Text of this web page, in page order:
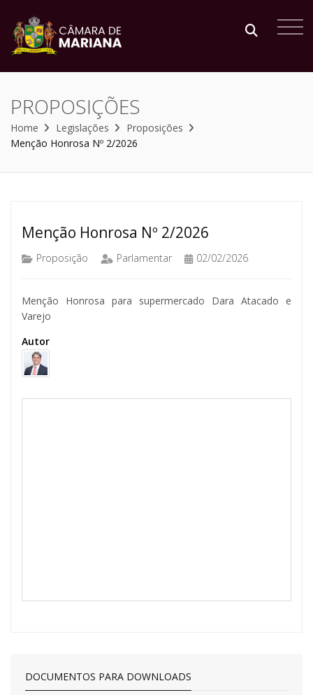
PROPOSIÇÕES
Home Legislações
Proposições
Menção Honrosa Nº 2/2026
Menção Honrosa Nº 2/2026
Proposição Parlamentar 02/02/2026
Menção Honrosa para supermercado Dara Atacado e
Varejo
Autor
DOCUMENTOS PARA DOWNLOADS